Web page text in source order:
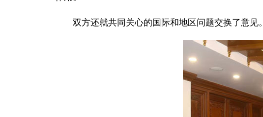
双方还就共同关心的国际和地区问题交换了意见。